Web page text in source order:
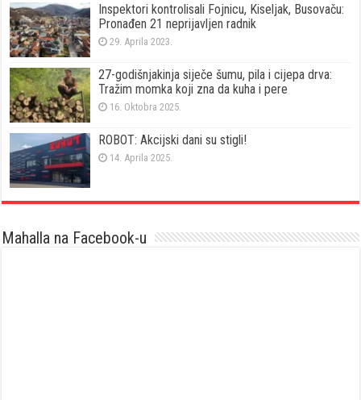
Inspektori kontrolisali Fojnicu, Kiseljak, Busovaču:
Pronađen 21 neprijavljen radnik
29. Aprila 2023.
27-godišnjakinja siječe šumu, pila i cijepa drva:
Tražim momka koji zna da kuha i pere
16. Oktobra 2025.
ROBOT: Akcijski dani su stigli!
14. Aprila 2025.
Mahalla na Facebook-u